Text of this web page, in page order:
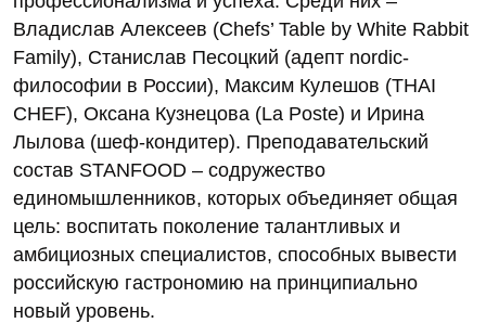
Владислав Алексеев (Chefs’ Table by White Rabbit
Family), Станислав Песоцкий (адепт nordic-
философии в России), Максим Кулешов (THAI
CHEF), Оксана Кузнецова (La Poste) и Ирина
Лылова (шеф-кондитер). Преподавательский
состав STANFOOD – содружество
единомышленников, которых объединяет общая
цель: воспитать поколение талантливых и
амбициозных специалистов, способных вывести
российскую гастрономию на принципиально
новый уровень.